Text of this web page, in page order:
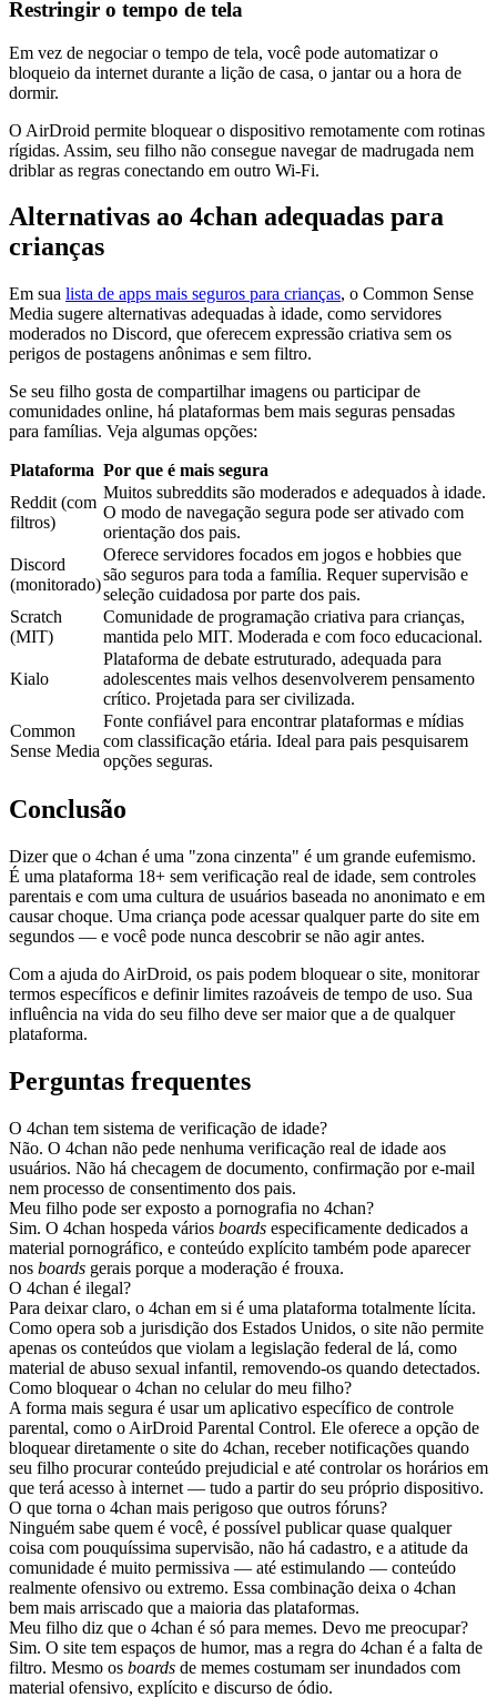
Restringir o tempo de tela
Em vez de negociar o tempo de tela, você pode automatizar o
bloqueio da internet durante a lição de casa, o jantar ou a hora de
dormir.
O AirDroid permite bloquear o dispositivo remotamente com rotinas
rígidas. Assim, seu filho não consegue navegar de madrugada nem
driblar as regras conectando em outro Wi-Fi.
Alternativas ao 4chan adequadas para
crianças
Em sua lista de apps mais seguros para crianças, o Common Sense
Media sugere alternativas adequadas à idade, como servidores
moderados no Discord, que oferecem expressão criativa sem os
perigos de postagens anônimas e sem filtro.
Se seu filho gosta de compartilhar imagens ou participar de
comunidades online, há plataformas bem mais seguras pensadas
para famílias. Veja algumas opções:
Plataforma Por que é mais segura
Reddit (com
filtros)
Muitos subreddits são moderados e adequados à idade.
O modo de navegação segura pode ser ativado com
orientação dos pais.
Discord
(monitorado)
Oferece servidores focados em jogos e hobbies que
são seguros para toda a família. Requer supervisão e
seleção cuidadosa por parte dos pais.
Scratch
(MIT)
Comunidade de programação criativa para crianças,
mantida pelo MIT. Moderada e com foco educacional.
Kialo
Plataforma de debate estruturado, adequada para
adolescentes mais velhos desenvolverem pensamento
crítico. Projetada para ser civilizada.
Common
Sense Media
Fonte confiável para encontrar plataformas e mídias
com classificação etária. Ideal para pais pesquisarem
opções seguras.
Conclusão
Dizer que o 4chan é uma "zona cinzenta" é um grande eufemismo.
É uma plataforma 18+ sem verificação real de idade, sem controles
parentais e com uma cultura de usuários baseada no anonimato e em
causar choque. Uma criança pode acessar qualquer parte do site em
segundos — e você pode nunca descobrir se não agir antes.
Com a ajuda do AirDroid, os pais podem bloquear o site, monitorar
termos específicos e definir limites razoáveis de tempo de uso. Sua
influência na vida do seu filho deve ser maior que a de qualquer
plataforma.
Perguntas frequentes
O 4chan tem sistema de verificação de idade?
Não. O 4chan não pede nenhuma verificação real de idade aos
usuários. Não há checagem de documento, confirmação por e-mail
nem processo de consentimento dos pais.
Meu filho pode ser exposto a pornografia no 4chan?
Sim. O 4chan hospeda vários boards especificamente dedicados a
material pornográfico, e conteúdo explícito também pode aparecer
nos boards gerais porque a moderação é frouxa.
O 4chan é ilegal?
Para deixar claro, o 4chan em si é uma plataforma totalmente lícita.
Como opera sob a jurisdição dos Estados Unidos, o site não permite
apenas os conteúdos que violam a legislação federal de lá, como
material de abuso sexual infantil, removendo-os quando detectados.
Como bloquear o 4chan no celular do meu filho?
A forma mais segura é usar um aplicativo específico de controle
parental, como o AirDroid Parental Control. Ele oferece a opção de
bloquear diretamente o site do 4chan, receber notificações quando
seu filho procurar conteúdo prejudicial e até controlar os horários em
que terá acesso à internet — tudo a partir do seu próprio dispositivo.
O que torna o 4chan mais perigoso que outros fóruns?
Ninguém sabe quem é você, é possível publicar quase qualquer
coisa com pouquíssima supervisão, não há cadastro, e a atitude da
comunidade é muito permissiva — até estimulando — conteúdo
realmente ofensivo ou extremo. Essa combinação deixa o 4chan
bem mais arriscado que a maioria das plataformas.
Meu filho diz que o 4chan é só para memes. Devo me preocupar?
Sim. O site tem espaços de humor, mas a regra do 4chan é a falta de
filtro. Mesmo os boards de memes costumam ser inundados com
material ofensivo, explícito e discurso de ódio.